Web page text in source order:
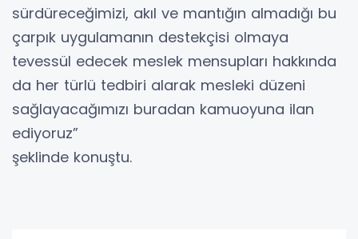
sürdüreceğimizi, akıl ve mantığın almadığı bu
çarpık uygulamanın destekçisi olmaya
tevessül edecek meslek mensupları hakkında
da her türlü tedbiri alarak mesleki düzeni
sağlayacağımızı buradan kamuoyuna ilan
ediyoruz”
şeklinde konuştu.